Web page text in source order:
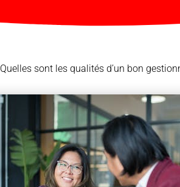
Quelles sont les qualités d’un bon